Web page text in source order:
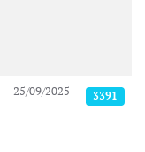
25/09/2025 3391